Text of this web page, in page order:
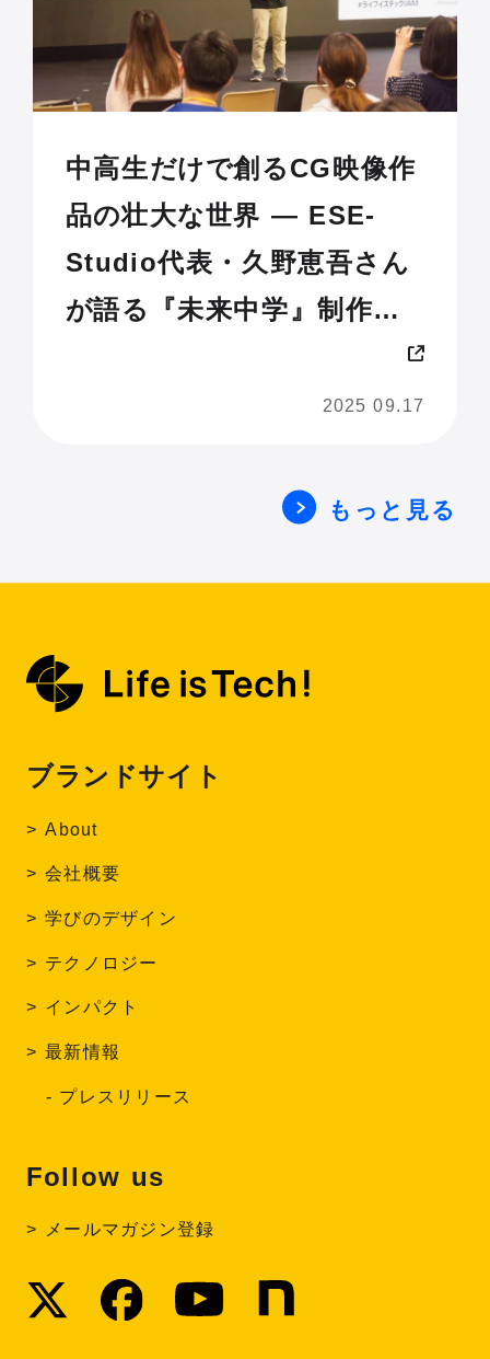
中高生だけで創るCG映像作
品の壮大な世界 — ESE-
Studio代表・久野恵吾さん
が語る『未来中学』制作の
2025 09.17
もっと見る
ブランドサイト
About
会社概要
学びのデザイン
テクノロジー
インパクト
最新情報
プレスリリース
Follow us
メールマガジン登録